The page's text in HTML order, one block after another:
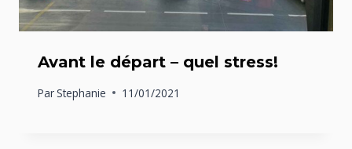
Avant le départ – quel stress!
ParStephanie 11/01/2021